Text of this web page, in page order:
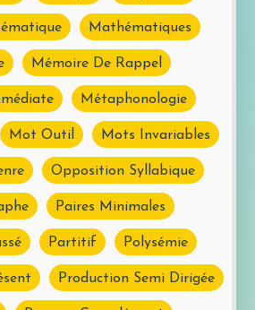
Mathématiques
Mémoire De Rappel
Métaphonologie
Mot Outil Mots Invariables
Opposition Syllabique
Paires Minimales
Partitif Polysémie
Production Semi Dirigée